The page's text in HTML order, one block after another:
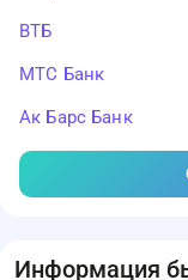
ВТБ
МТС Банк
Ак Барс Банк
Информация